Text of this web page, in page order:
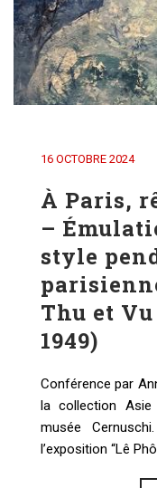
16 OCTOBRE 2024
À Paris,
–
style
Thu et Vu
1949)
Conférence par
la collection
musée
l’exposition “Lê